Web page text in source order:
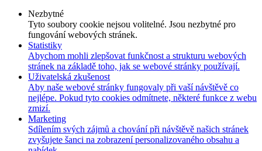
Nezbytné
Tyto soubory cookie nejsou volitelné. Jsou nezbytné pro
fungování webových stránek.
Statistiky
Abychom mohli zlepšovat funkčnost a strukturu webových
stránek na základě toho, jak se webové stránky používají.
Uživatelská zkušenost
Aby naše webové stránky fungovaly při vaší návštěvě co
nejlépe. Pokud tyto cookies odmítnete, některé funkce z webu
zmizí.
Marketing
Sdílením svých zájmů a chování při návštěvě našich stránek
zvyšujete šanci na zobrazení personalizovaného obsahu a